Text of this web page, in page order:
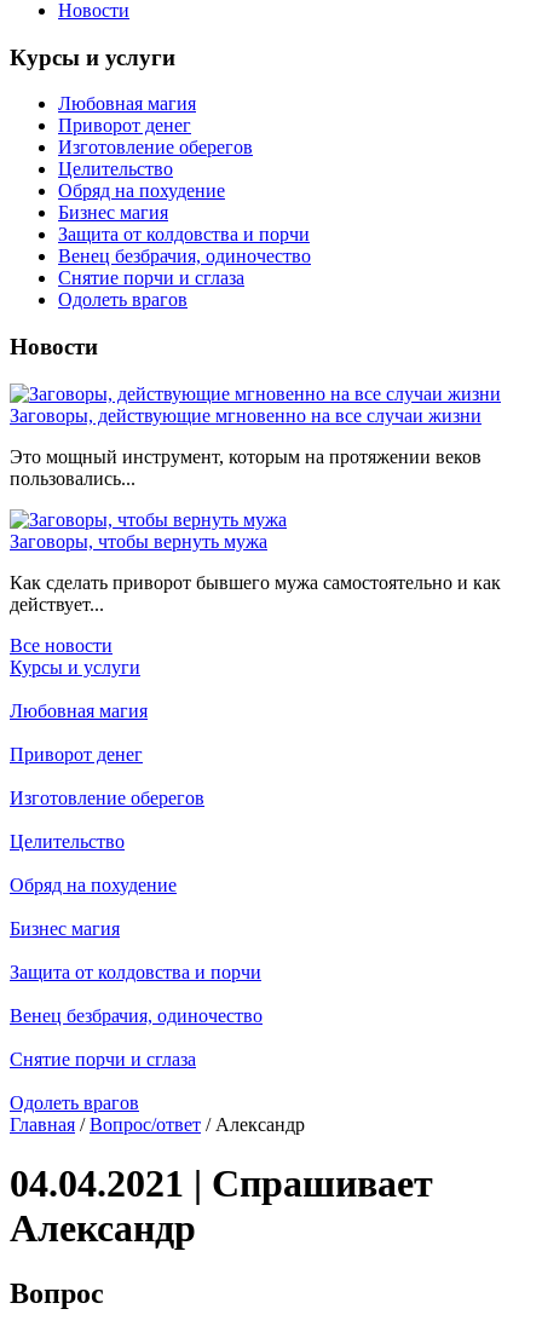
Новости
Курсы и услуги
Любовная магия
Приворот денег
Изготовление оберегов
Целительство
Обряд на похудение
Бизнес магия
Защита от колдовства и порчи
Венец безбрачия, одиночество
Снятие порчи и сглаза
Одолеть врагов
Новости
Заговоры, действующие мгновенно на все случаи жизни
Это мощный инструмент, которым на протяжении веков
пользовались...
Заговоры, чтобы вернуть мужа
Как сделать приворот бывшего мужа самостоятельно и как
действует...
Все новости
Курсы и услуги
Любовная магия
Приворот денег
Изготовление оберегов
Целительство
Обряд на похудение
Бизнес магия
Защита от колдовства и порчи
Венец безбрачия, одиночество
Снятие порчи и сглаза
Одолеть врагов
Главная /Вопрос/ответ / Александр
04.04.2021 | Спрашивает
Александр
Вопрос